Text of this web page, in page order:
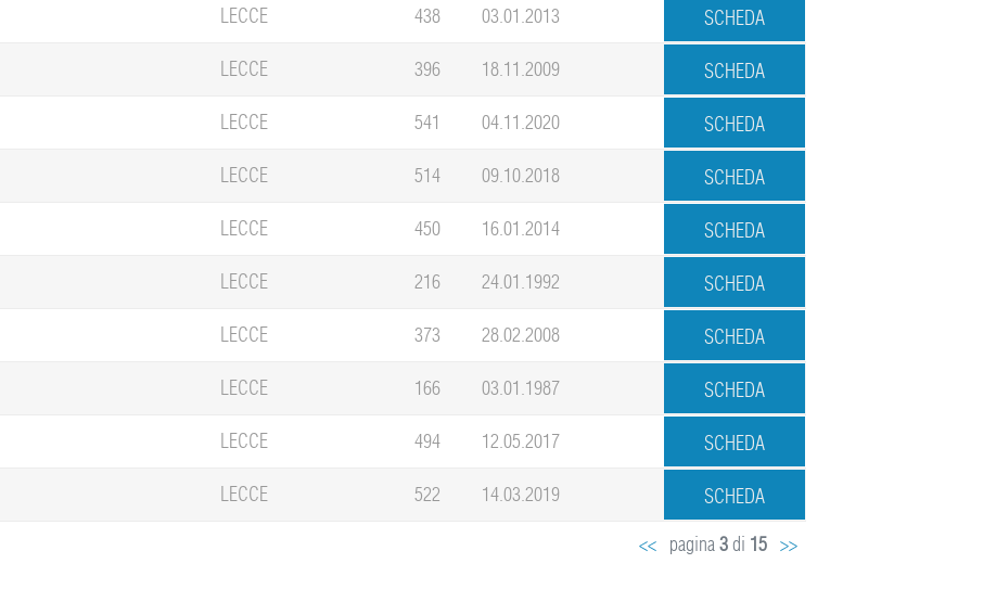
LECCE 438 03.01.2013
LECCE 396 18.11.2009
LECCE 541 04.11.2020
LECCE 514 09.10.2018
LECCE 450 16.01.2014
LECCE 216 24.01.1992
LECCE 373 28.02.2008
LECCE 166 03.01.1987
LECCE 494 12.05.2017
LECCE 522
14.03.2019
<< pagina3di 15 >>